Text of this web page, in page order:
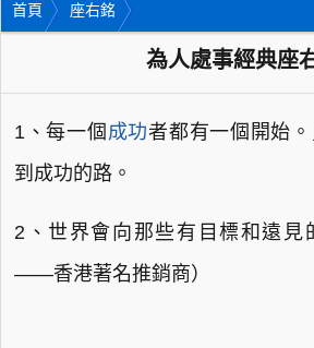
首頁 座右銘
為人處事經典座
1、每一個 成功者都有一個開始
到成功的路。
2、世界會向那些有目標和遠見
——香港著名推銷商）